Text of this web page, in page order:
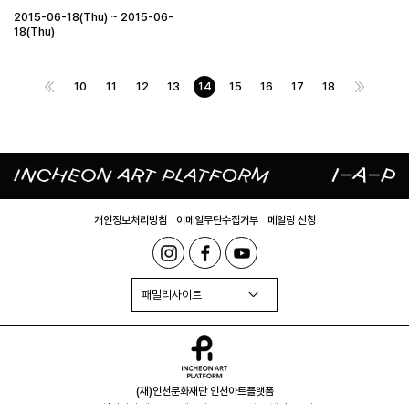
2015-06-18(Thu) ~ 2015-06-
18(Thu)
10 11 12 13 14 15 16 17 18
개인정보처리방침 이메일무단수집거부 메일링 신청
패밀리사이트
(재)인천문화재단 인천아트플랫폼